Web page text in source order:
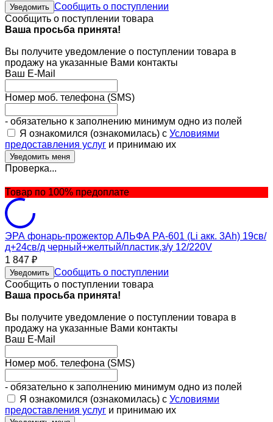
Уведомить Сообщить о поступлении
Сообщить о поступлении товара
Ваша просьба принята!
Вы получите уведомление о поступлении товара в
продажу на указанные Вами контакты
Ваш E-Mail
Номер моб. телефона (SMS)
- обязательно к заполнению минимум одно из полей
Я ознакомился (ознакомилась) с Условиями
предоставления услуг и принимаю их
Проверка...
Товар по 100% предоплате
ЭРА фонарь-прожектор АЛЬФА PA-601 (Li акк. 3Ah) 19св/
д+24св/д черный+желтый/пластик,з/у 12/220V
1 847 ₽
Уведомить Сообщить о поступлении
Сообщить о поступлении товара
Ваша просьба принята!
Вы получите уведомление о поступлении товара в
продажу на указанные Вами контакты
Ваш E-Mail
Номер моб. телефона (SMS)
- обязательно к заполнению минимум одно из полей
Я ознакомился (ознакомилась) с Условиями
предоставления услуг и принимаю их